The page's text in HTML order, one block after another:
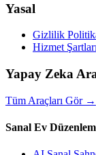
Yasal
Gizlilik
Hizmet
Yapay Zeka
Tüm Araçları Gör→
Sanal Ev